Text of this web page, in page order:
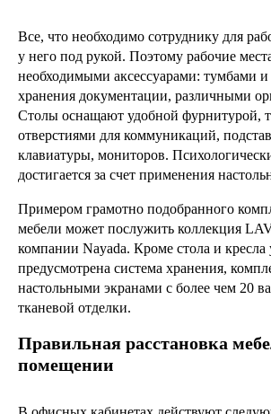
Все, что необходимо сотруднику для
у него под рукой. Поэтому рабочие
необходимыми аксессуарами: тумбами
хранения документации, различными
Столы оснащают удобной фурнитурой,
отверстиями для коммуникаций,
клавиатуры, мониторов.
достигается за счет применения
Примером грамотно подобранного
мебели может послужить коллекция
компании Nayada. Кроме стола и
предусмотрена система хранения,
настольными экранами с более чем 20
тканевой отделки.
Правильная расстановка
помещении